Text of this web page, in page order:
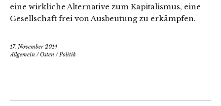
eine wirkliche Alternative zum Kapitalismus, eine
Gesellschaft frei von Ausbeutung zu erkämpfen.
17. November 2014
Allgemein /Osten /Politik